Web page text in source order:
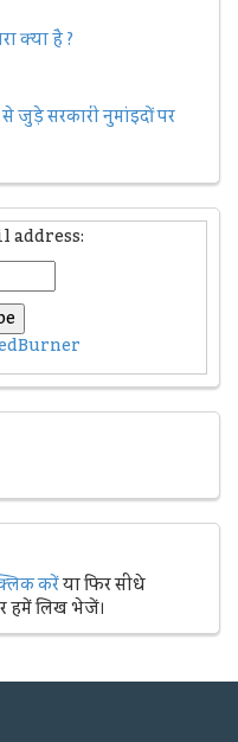
क्या है ?
जुड़े सरकारी नुमांइदों पर
address:
करेंया फिर सीधे
हमें लिख भेजें।